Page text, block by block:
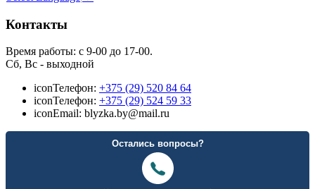
Контакты
Время работы: с 9-00 до 17-00.
Сб, Вс - выходной
iconТелефон: +375 (29) 520 84 64
iconТелефон: +375 (29) 524 59 33
iconEmail: blyzka.by@mail.ru